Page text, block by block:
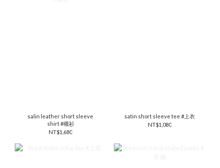
salin leather short sleeve
shirt #襯衫
NT$1,680
satin short sleeve tee #上衣
NT$1,080